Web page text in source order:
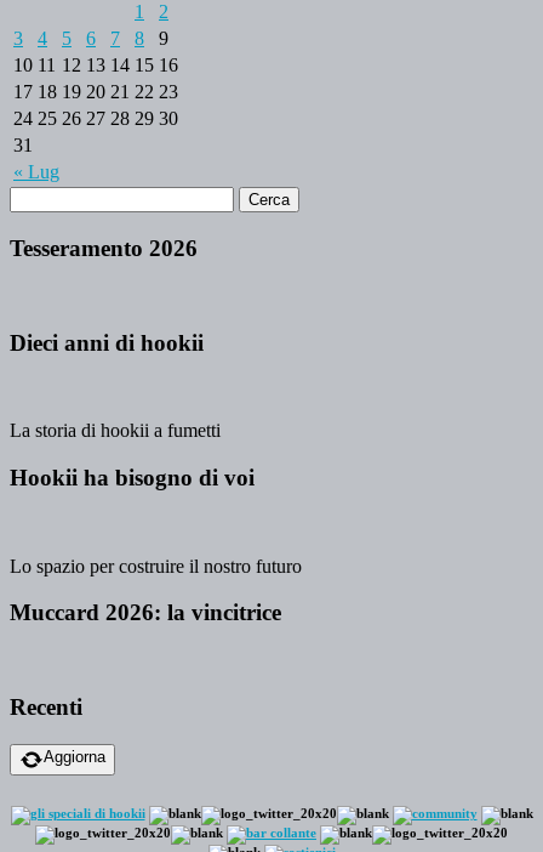
« Lug
1
2
3
4 5 6 7 8
9
10 11 12 13 14 15 16
17 18 19 20 21 22 23
24 25 26 27 28 29 30
31
Tesseramento 2026
Dieci anni di hookii
La storia di hookii a fumetti
Hookii ha bisogno di voi
Lo spazio per costruire il nostro futuro
Muccard 2026: la vincitrice
Recenti
Aggiorna